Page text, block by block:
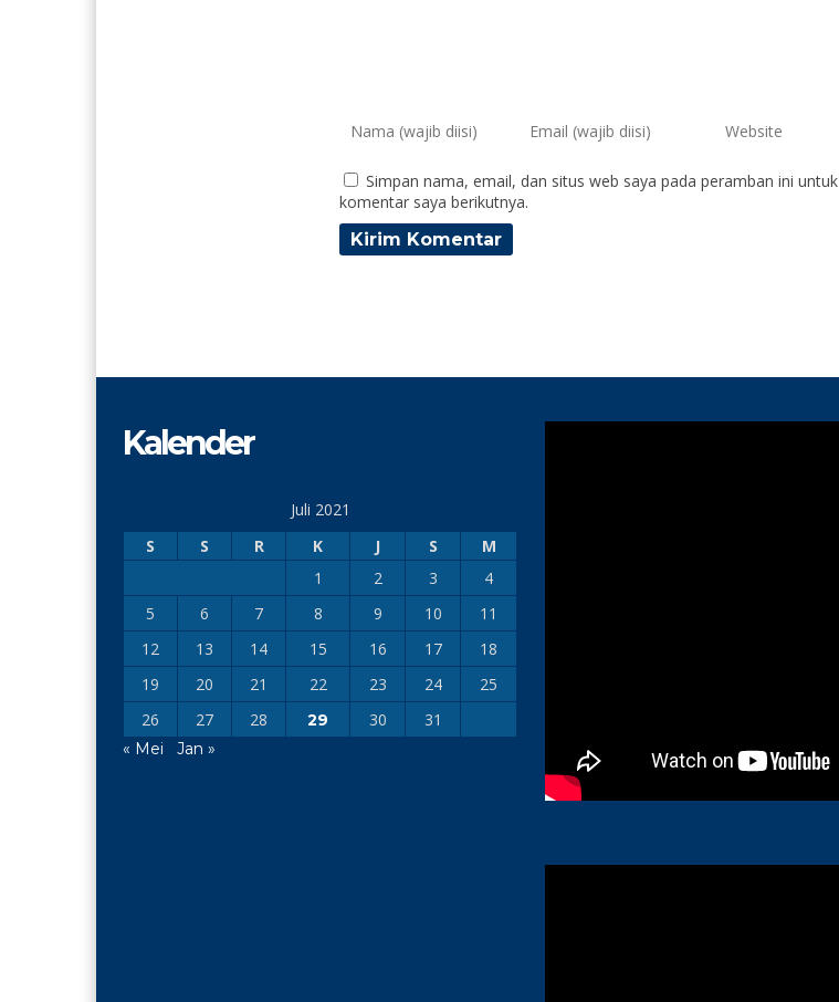
Simpan nama, email, dan situs web saya pada peramban ini untuk
komentar saya berikutnya.
Kalender
Juli 2021
S
S R K J S
M
1
2 3
4
5
6 7 8 9 10
11
12
13 14 15 16 17
18
19
20 21 22 23 24
25
26
27 28 29 30 31
« Mei Jan »